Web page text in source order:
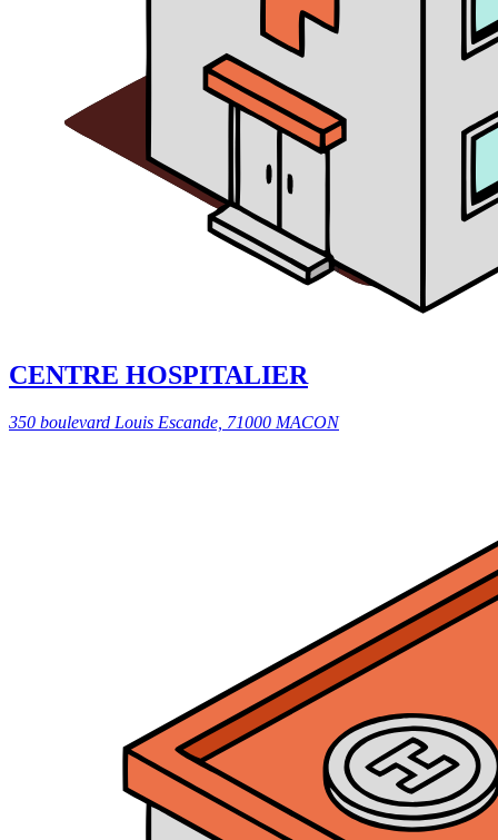
CENTRE HOSPITALIER
350 boulevard Louis Escande, 71000 MACON